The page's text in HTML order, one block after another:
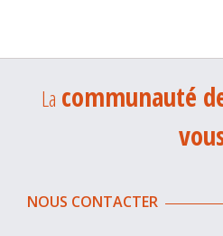
La communauté
NOUS CONTACTER